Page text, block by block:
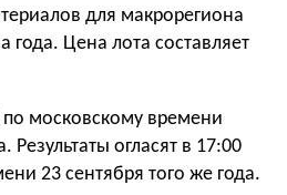
для макрорегиона
года. Цена лота составляет
московскому времени
Результаты огласят в 17:00
23 сентября того же года.